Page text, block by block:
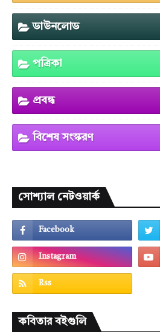
ডাউনলোড
পত্রিকা
প্রবন্ধ
বিশেষ সংস্করণ
সোশ্যাল নেটওয়ার্ক
কবিতার বইগুলি